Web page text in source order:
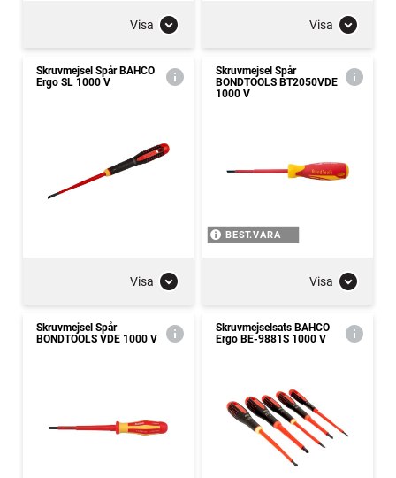
Visa Visa
Skruvmejsel Spår BAHCO
Ergo SL 1000 V
Visa
Skruvmejsel Spår
BONDTOOLS BT2050VDE
1000 V
BEST.VARA
Visa
Skruvmejsel Spår
BONDTOOLS VDE 1000 V
Skruvmejselsats BAHCO
Ergo BE-9881S 1000 V